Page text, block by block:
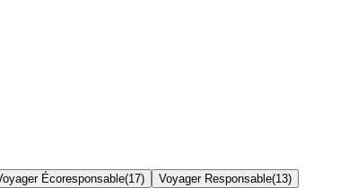
Écoresponsable(17) Voyager Responsable(13)